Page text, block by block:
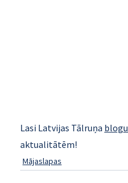
Lasi Latvijas Tālruņa blogu
aktualitātēm!
Mājaslapas